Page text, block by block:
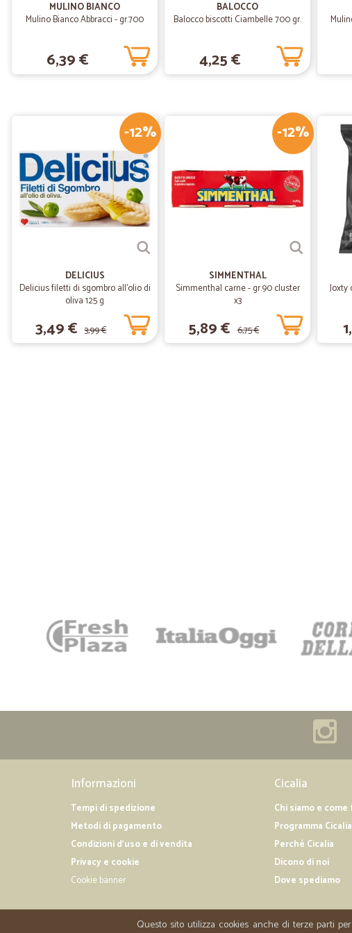
MULINO BIANCO
Mulino Bianco Abbracci - gr.700
6,39 €
BALOCCO
Balocco biscotti Ciambelle 700 gr.
4,25 €
-12%
DELICIUS
Delicius filetti di sgombro all'olio di
oliva 125 g
3,49 € 3,99 €
-12%
SIMMENTHAL
Simmenthal carne - gr.90 cluster
x3
5,89 € 6,75 €
Informazioni
Tempi di spedizione
Metodi di pagamento
Condizioni d'uso e di vendita
Privacy e cookie
Cookie banner
Cicalia
Chi siamo e
Programma Cicalia
Perché Cicalia
Dicono di noi
Dove spediamo
Questo sito utilizza cookies anche di terze parti